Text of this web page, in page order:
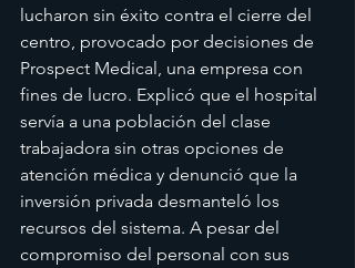
lucharon sin éxito contra el cierre del
centro, provocado por decisiones de
Prospect Medical, una empresa con
fines de lucro. Explicó que el hospital
servía a una población del clase
trabajadora sin otras opciones de
atención médica y denunció que la
inversión privada desmanteló los
recursos del sistema. A pesar del
compromiso del personal con sus